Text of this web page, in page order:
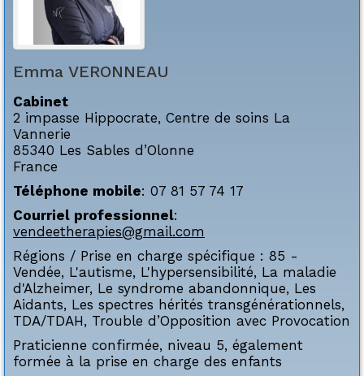
Emma VERONNEAU
Cabinet
2 impasse Hippocrate, Centre de soins La
Vannerie
85340 Les Sables d’Olonne
France
Téléphone mobile: 07 81 57 74 17
Courriel professionnel:
vendeetherapies@gmail.com
Régions / Prise en charge spécifique : 85 -
Vendée, L'autisme, L'hypersensibilité, La maladie
d'Alzheimer, Le syndrome abandonnique, Les
Aidants, Les spectres hérités transgénérationnels,
TDA/TDAH, Trouble d’Opposition avec Provocation
Praticienne confirmée, niveau 5, également
formée à la prise en charge des enfants